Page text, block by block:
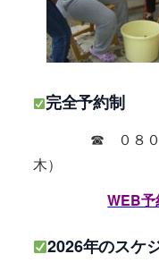
完全予約制
☎ ０８０－６
木）
WEB予
2026年のスケ